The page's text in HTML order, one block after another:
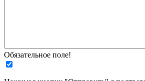
Обязательное поле!